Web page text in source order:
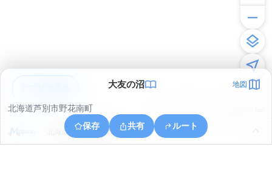
大友の沼 地図
北海道芦別市野花南町
保存
共有 ルート
北海道芦別市野花南町